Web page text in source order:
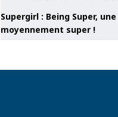
Supergirl : Being Super,
moyennement super !